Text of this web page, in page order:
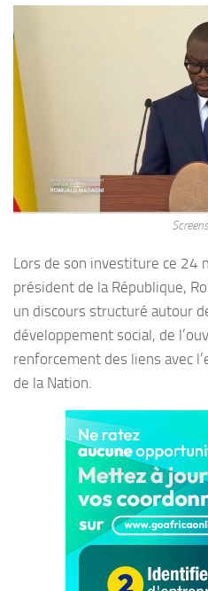
Lors de son investiture ce 24
président de la République,
un discours structuré autour
développement social, de
renforcement des liens avec
de la Nation.